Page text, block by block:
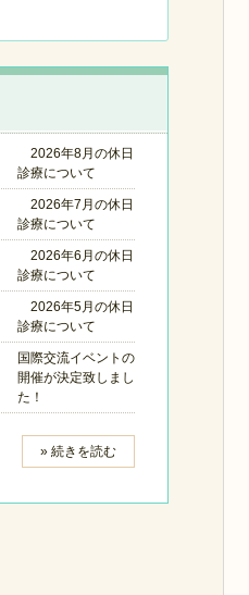
2026年8月の休日
診療について
2026年7月の休日
診療について
2026年6月の休日
診療について
2026年5月の休日
診療について
国際交流イベントの
開催が決定致しまし
た！
» 続きを読む